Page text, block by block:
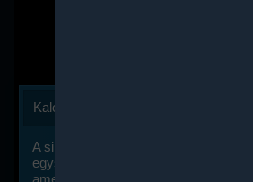
Kalóriaszámlálás
A sikeres fogyás titka valójában igen
egyszerű: égess több energiát, mint
amennyit beviszel. Természetesen